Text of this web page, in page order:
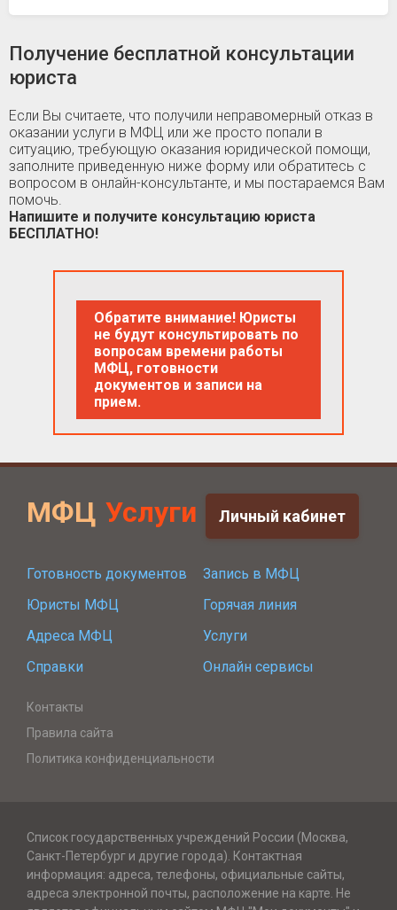
Получение бесплатной консультации
юриста
Если Вы считаете, что получили неправомерный отказ в
оказании услуги в МФЦ или же просто попали в
ситуацию, требующую оказания юридической помощи,
заполните приведенную ниже форму или обратитесь с
вопросом в онлайн-консультанте, и мы постараемся Вам
помочь.
Напишите и получите консультацию юриста
БЕСПЛАТНО!
Обратите внимание! Юристы
не будут консультировать по
вопросам времени работы
МФЦ, готовности
документов и записи на
прием.
МФЦ Услуги Личный кабинет
Готовность документов
Запись в МФЦ
Юристы МФЦ
Горячая линия
Адреса МФЦ
Услуги
Справки
Онлайн сервисы
Контакты
Правила сайта
Политика конфиденциальности
Список государственных учреждений России (Москва,
Санкт-Петербург и другие города). Контактная
информация: адреса, телефоны, официальные сайты,
адреса электронной почты, расположение на карте. Не